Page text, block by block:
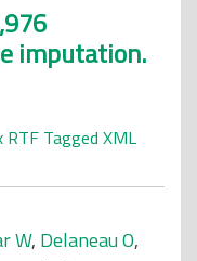
imputation.
RTF Tagged XML
W, Delaneau O,